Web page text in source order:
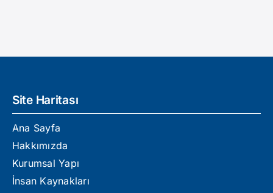
İletişim
Site Haritası
Ana Sayfa
Hakkımızda
Kurumsal Yapı
İnsan Kaynakları